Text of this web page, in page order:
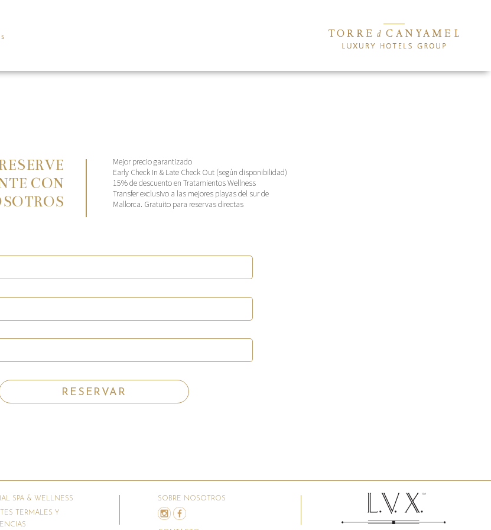
CON
Mejor precio garantizado
Early Check In & Late Check Out (según disponibilidad)
15% de descuento en Tratamientos Wellness
Transfer exclusivo a las mejores playas del sur de
Mallorca. Gratuito para reservas directas
SPA & WELLNESS
TERMALES Y
SOBRE NOSOTROS